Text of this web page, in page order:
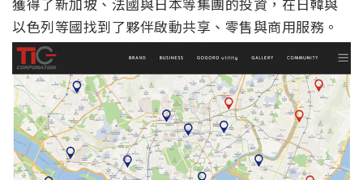
以色列等國找到了夥伴啟動共享、零售與商用服務。